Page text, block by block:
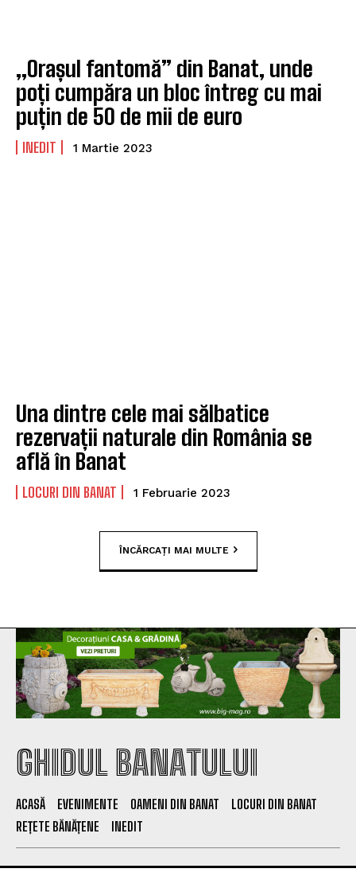
„Orașul fantomă” din Banat, unde
poți cumpăra un bloc întreg cu mai
puțin de 50 de mii de euro
INEDIT 1 Martie 2023
Una dintre cele mai sălbatice
rezervații naturale din România se
află în Banat
LOCURI DIN BANAT 1 Februarie 2023
ÎNCĂRCAȚI MAI MULTE
GHIDUL BANATULUI
ACASĂ EVENIMENTE OAMENI DIN BANAT
LOCURI DIN BANAT
REȚETE BĂNĂȚENE
INEDIT